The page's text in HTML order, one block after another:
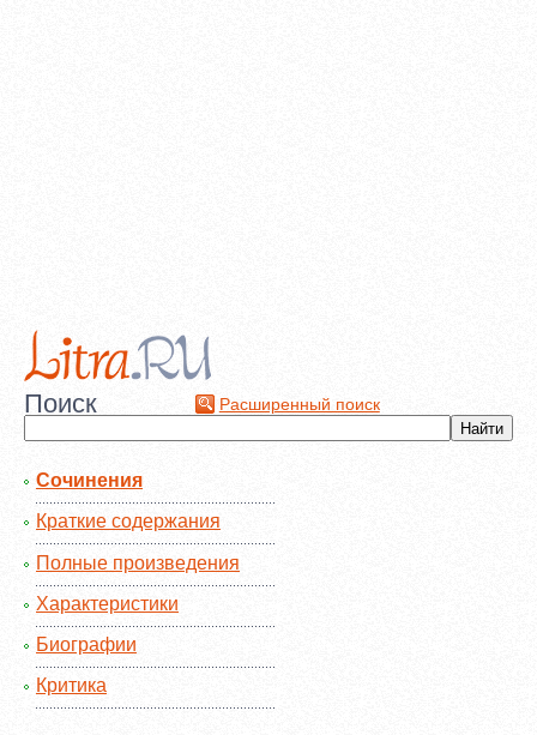
Поиск Расширенный поиск
Сочинения
Краткие содержания
Полные произведения
Характеристики
Биографии
Критика